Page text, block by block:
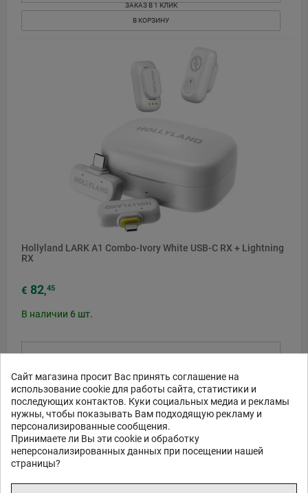
Сайт магазина просит Вас принять соглашение на
использование cookie для работы сайта, статистики и
последующих контактов. Куки социальных медиа и рекламы
нужны, чтобы показывать Вам подходящую рекламу и
персонализированные сообщения.
Принимаете ли Вы эти cookie и обработку
неперсонализированных данных при посещении нашей
страницы?
ЗАКАЗ В 1 КЛИК
В КОРЗИНУ
Hollyland LARK A1 Combo-Ivory White USB-C RX + Lightning
RX
€ 82,45
В наличии 6 шт.
В КОРЗИНУ